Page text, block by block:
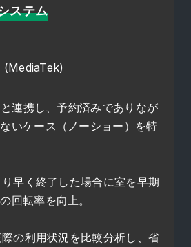
ステム
(MediaTek)
連携し、予約済みでありなが
いケース（ノーショー）を特
早く終了した場合に室を早期
回転率を向上。
の利用状況を比較分析し、省